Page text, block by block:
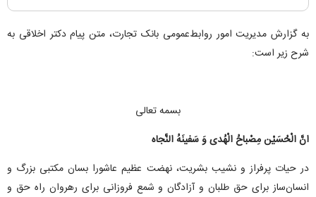
به گزارش مدیریت امور روابط‌عمومی بانک تجارت، متن پیام دکتر اخلاقی به
شرح زیر است:
بسمه تعالی
انَّ الْحُسَیْن مِصْباحُ الْهُدی وَ سَفینَهُ النَّجاه
در حیات پرفراز و نشیب بشریت، نهضت عظیم عاشورا بسان مکتبی بزرگ و
انسان‌ساز برای حق طلبان و آزادگان و شمع فروزانی برای رهروان راه حق و